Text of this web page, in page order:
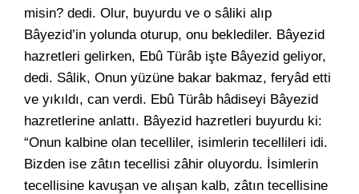
misin? dedi. Olur, buyurdu ve o sâliki alıp
Bâyezid’in yolunda oturup, onu beklediler. Bâyezid
hazretleri gelirken, Ebû Türâb işte Bâyezid geliyor,
dedi. Sâlik, Onun yüzüne bakar bakmaz, feryâd etti
ve yıkıldı, can verdi. Ebû Türâb hâdiseyi Bâyezid
hazretlerine anlattı. Bâyezid hazretleri buyurdu ki:
“Onun kalbine olan tecelliler, isimlerin tecellileri idi.
Bizden ise zâtın tecellisi zâhir oluyordu. İsimlerin
tecellisine kavuşan ve alışan kalb, zâtın tecellisine